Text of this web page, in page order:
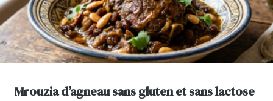
Mrouzia d’agneau sans gluten et sans lactose